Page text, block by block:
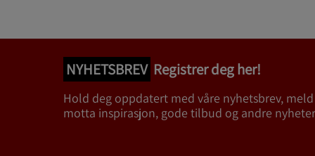
NYHETSBREV Registrer deg her!
Hold deg oppdatert med våre nyhetsbrev,
motta inspirasjon, gode tilbud og andre